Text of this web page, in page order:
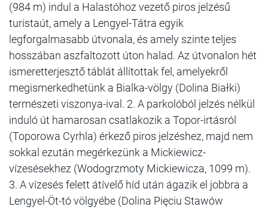
(984 m) indul a Halastóhoz vezető piros jelzésű
turistaút, amely a Lengyel-Tátra egyik
legforgalmasabb útvonala, és amely szinte teljes
hosszában aszfaltozott úton halad. Az útvonalon hét
ismeretterjesztő táblát állítottak fel, amelyekről
megismerkedhetünk a Bialka-völgy (Dolina Białki)
természeti viszonya-ival. 2. A parkolóból jelzés nélkül
induló út hamarosan csatlakozik a Topor-irtásról
(Toporowa Cyrhla) érkező piros jelzéshez, majd nem
sokkal ezután megérkezünk a Mickiewicz-
vízesésekhez (Wodogrzmoty Mickiewicza, 1099 m).
3. A vízesés felett átívelő híd után ágazik el jobbra a
Lengyel-Öt-tó völgyébe (Dolina Pięciu Stawów